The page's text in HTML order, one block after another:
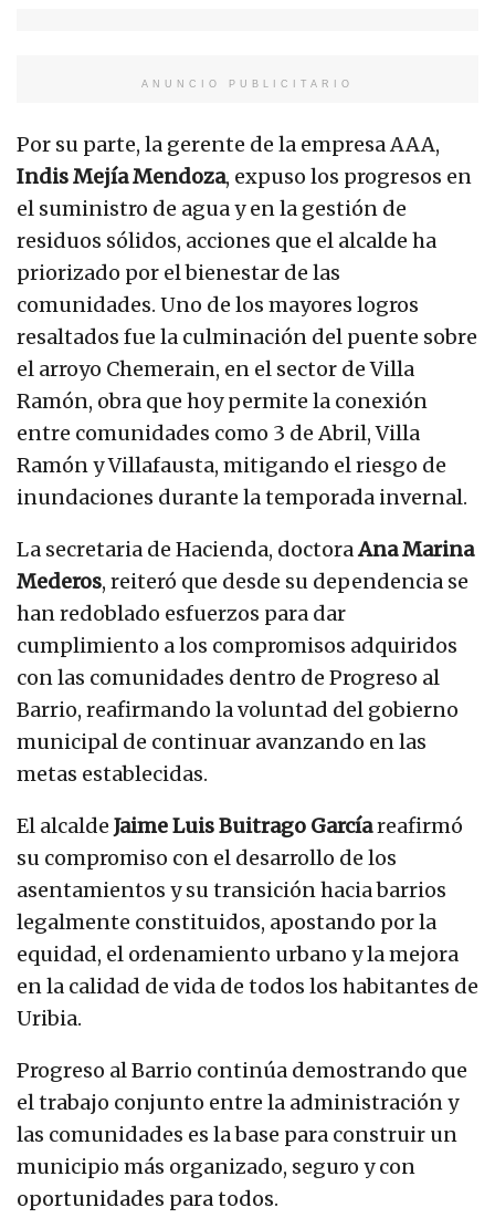
ANUNCIO PUBLICITARIO
Por su parte, la gerente de la empresa AAA,
Indis Mejía Mendoza, expuso los progresos en
el suministro de agua y en la gestión de
residuos sólidos, acciones que el alcalde ha
priorizado por el bienestar de las
comunidades. Uno de los mayores logros
resaltados fue la culminación del puente sobre
el arroyo Chemerain, en el sector de Villa
Ramón, obra que hoy permite la conexión
entre comunidades como 3 de Abril, Villa
Ramón y Villafausta, mitigando el riesgo de
inundaciones durante la temporada invernal.
La secretaria de Hacienda, doctoraAna Marina
Mederos, reiteró que desde su dependencia se
han redoblado esfuerzos para dar
cumplimiento a los compromisos adquiridos
con las comunidades dentro de Progreso al
Barrio, reafirmando la voluntad del gobierno
municipal de continuar avanzando en las
metas establecidas.
El alcalde Jaime Luis Buitrago Garcíareafirmó
su compromiso con el desarrollo de los
asentamientos y su transición hacia barrios
legalmente constituidos, apostando por la
equidad, el ordenamiento urbano y la mejora
en la calidad de vida de todos los habitantes de
Uribia.
Progreso al Barrio continúa demostrando que
el trabajo conjunto entre la administración y
las comunidades es la base para construir un
municipio más organizado, seguro y con
oportunidades para todos.